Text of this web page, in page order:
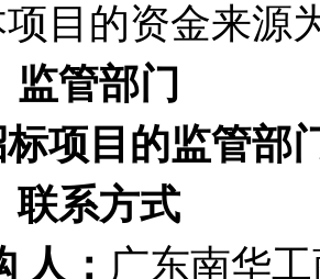
项目的资金来源
监管部门
项目的监管部
联系方式
人： 广东南华